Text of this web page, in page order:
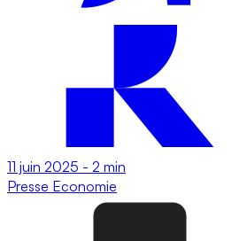
11 juin 2025 - 2 min
Presse Economie